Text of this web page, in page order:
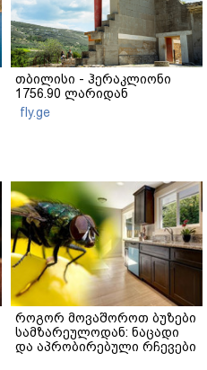
თბილისი - ჰერაკლიონი
1756.90 ლარიდან
fly.ge
როგორ მოვაშოროთ ბუზები
სამზარეულოდან: ნაცადი
და აპრობირებული რჩევები